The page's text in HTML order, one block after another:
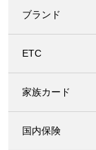
ブランド
ETC
家族カード
国内保険